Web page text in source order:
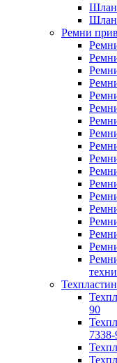
Ремни
90